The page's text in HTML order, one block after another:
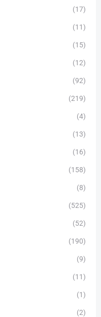
(17)
(11)
(15)
(12)
(92)
(219)
(4)
(13)
(16)
(158)
(8)
(525)
(52)
(190)
(9)
(11)
(1)
(2)